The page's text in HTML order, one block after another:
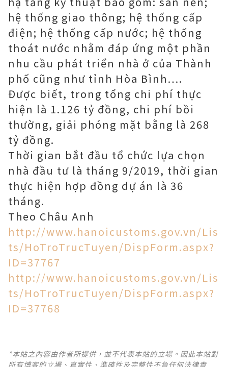
hệ thống giao thông; hệ thống cấp
điện; hệ thống cấp nước; hệ thống
thoát nước nhằm đáp ứng một phần
nhu cầu phát triển nhà ở của Thành
phố cũng như tỉnh Hòa Bình….
Được biết, trong tổng chi phí thực
hiện là 1.126 tỷ đồng, chi phí bồi
thường, giải phóng mặt bằng là 268
tỷ đồng.
Thời gian bắt đầu tổ chức lựa chọn
nhà đầu tư là tháng 9/2019, thời gian
thực hiện hợp đồng dự án là 36
tháng.
Theo Châu Anh
http://www.hanoicustoms.gov.vn/Lis
ts/HoTroTrucTuyen/DispForm.aspx?
ID=37767
http://www.hanoicustoms.gov.vn/Lis
ts/HoTroTrucTuyen/DispForm.aspx?
ID=37768
*本站之內容由作者所提供，並不代表本站的立場。因此本站對
所有博客的立場、真實性、準確性及完整性不負任何法律責